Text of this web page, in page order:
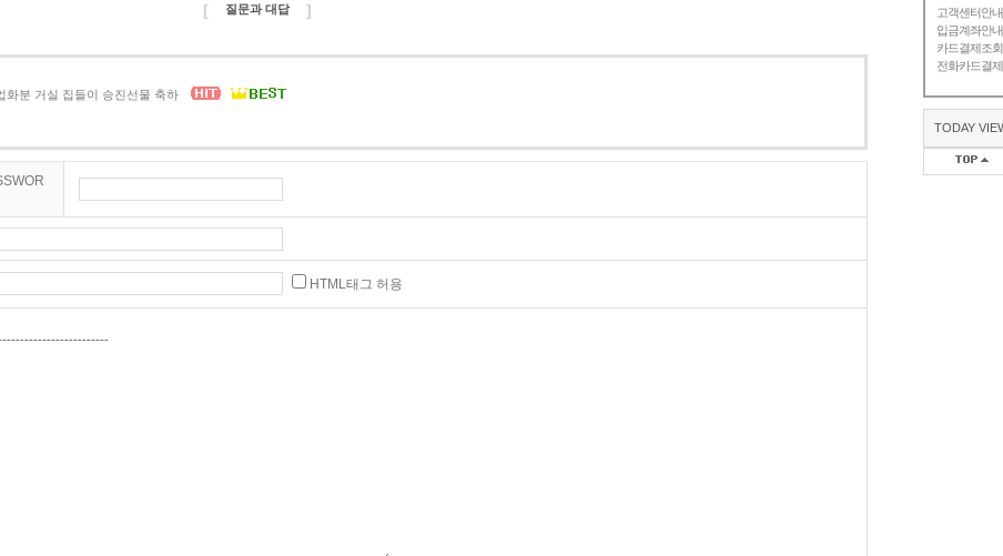
고객센터안내
입금계좌안내
카드결제조회
전화카드결제
TODAY
[ 질문과 대답 ]
화분 거실 집들이 승진선물 축하
HTML태그 허용